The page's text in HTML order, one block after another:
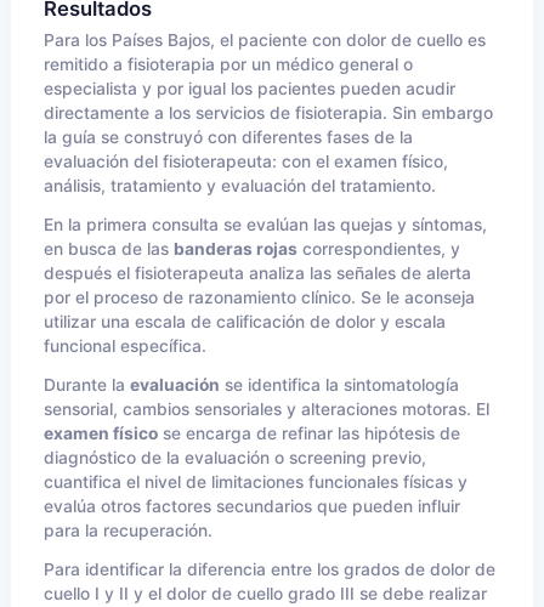
Resultados
Para los Países Bajos, el paciente con dolor de cuello es
remitido a fisioterapia por un médico general o
especialista y por igual los pacientes pueden acudir
directamente a los servicios de fisioterapia. Sin embargo
la guía se construyó con diferentes fases de la
evaluación del fisioterapeuta: con el examen físico,
análisis, tratamiento y evaluación del tratamiento.
En la primera consulta se evalúan las quejas y síntomas,
en busca de las banderas rojas correspondientes, y
después el fisioterapeuta analiza las señales de alerta
por el proceso de razonamiento clínico. Se le aconseja
utilizar una escala de calificación de dolor y escala
funcional específica.
Durante la evaluación se identifica la sintomatología
sensorial, cambios sensoriales y alteraciones motoras. El
examen físico se encarga de refinar las hipótesis de
diagnóstico de la evaluación o screening previo,
cuantifica el nivel de limitaciones funcionales físicas y
evalúa otros factores secundarios que pueden influir
para la recuperación.
Para identificar la diferencia entre los grados de dolor de
cuello I y II y el dolor de cuello grado III se debe realizar